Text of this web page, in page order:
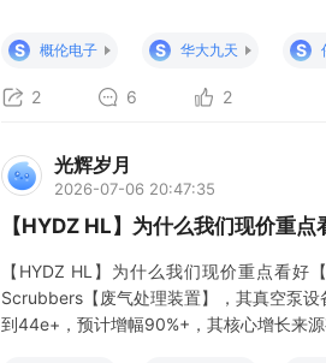
降温：涨价利好，为什么没能提振情绪 再
S 概伦电子 S 华大九天 S
2 6 2
光辉岁月
2026-07-06 20:47:35
【HYDZ HL】为什么我们现价重
【HYDZ HL】为什么我们现价重点看
Scrubbers【废气处理装置】，其真空泵
到44e+，预计增幅90%+，其核心增长来